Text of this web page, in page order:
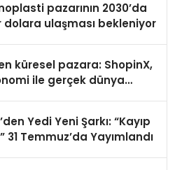
pazarının 2030’da
dolara ulaşması bekleniyor
küresel pazara: ShopinX,
ile gerçek dünya
Yedi Yeni Şarkı: “Kayıp
31 Temmuz’da Yayımlandı